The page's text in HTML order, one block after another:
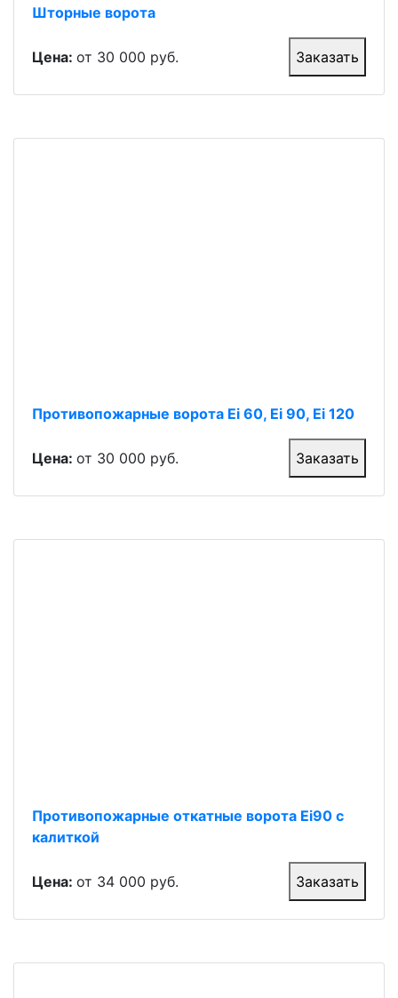
Шторные ворота
Цена: от 30 000 руб. Заказать
Противопожарные ворота Ei 60, Ei 90, Ei 120
Цена: от 30 000 руб. Заказать
Противопожарные откатные ворота Ei90 с
калиткой
Цена: от 34 000 руб. Заказать